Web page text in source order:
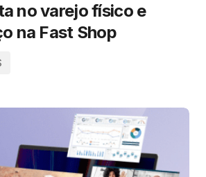
no varejo físico e
na Fast Shop